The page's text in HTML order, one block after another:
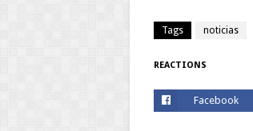
Tags noticias
REACTIONS
Facebook